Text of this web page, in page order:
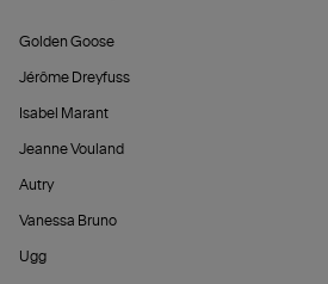
Golden Goose
Jérôme Dreyfuss
Isabel Marant
Jeanne Vouland
Autry
Vanessa Bruno
Ugg